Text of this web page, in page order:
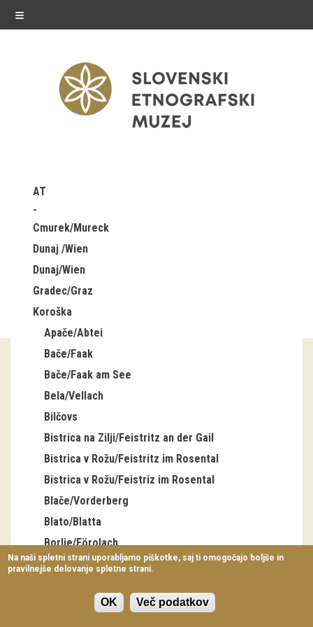
≡
Stalne razstave
Občasne razstave
Gostovanja
E-razstave
Virtualni sprehodi
Razstavni projekti
Napovednik
Arhiv razstav
dogodki
Koledar dogodkov
Prireditve
Predavanja
Delavnice
Vodeni ogledi
AT
Cmurek/Mureck
Dunaj /Wien
Dunaj/Wien
Gradec/Graz
Koroška
Apače/Abtei
Bače/Faak
Bače/Faak am See
Bela/Vellach
Bilčovs
Bistrica na Zilji/Feistritz an der Gail
Bistrica v Rožu/Feistritz im Rosental
Bistrica v Rožu/Feistriz im Rosental
Blače/Vorderberg
Blato/Blatta
Borlje/Förolach
Borovlje/Ferlach
Brnca/Fürnitz
Na naši spletni strani uporabljamo piškotke, saj ti omogočajo boljše in
pravilnejše delovanje spletne strani.
OK Več podatkov